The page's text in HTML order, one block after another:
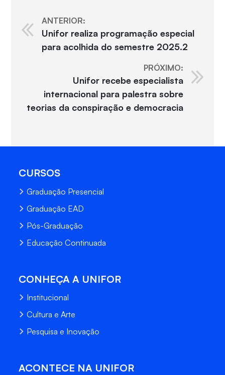
ANTERIOR:
Unifor realiza programação especial
para acolhida do semestre 2025.2
PRÓXIMO:
Unifor recebe especialista
internacional para palestra sobre
teorias da conspiração e democracia
CURSOS
Graduação Presencial
Graduação EAD
Pós-Graduação
Educação Continuada
CONHEÇA A UNIFOR
Institucional
Cultura e Arte
Pesquisa e Inovação
ACONTECE NA UNIFOR